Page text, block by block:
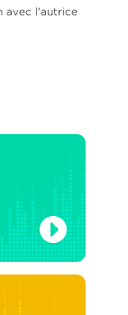
avec l'autrice